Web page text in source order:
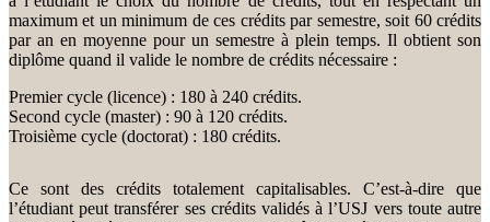
maximum et un minimum de ces crédits par semestre, soit 60 crédits
par an en moyenne pour un semestre à plein temps. Il obtient son
diplôme quand il valide le nombre de crédits nécessaire :
Premier cycle (licence) : 180 à 240 crédits.
Second cycle (master) : 90 à 120 crédits.
Troisième cycle (doctorat) : 180 crédits.
Ce sont des crédits totalement capitalisables. C’est-à-dire que
l’étudiant peut transférer ses crédits validés à l’USJ vers toute autre